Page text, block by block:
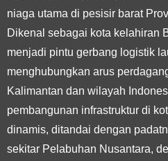
niaga utama di pesisir barat
Dikenal sebagai kota kelahiran
menjadi pintu gerbang logistik
menghubungkan arus
Kalimantan dan wilayah
pembangunan infrastruktur di
dinamis, ditandai dengan
sekitar Pelabuhan Nusantara,